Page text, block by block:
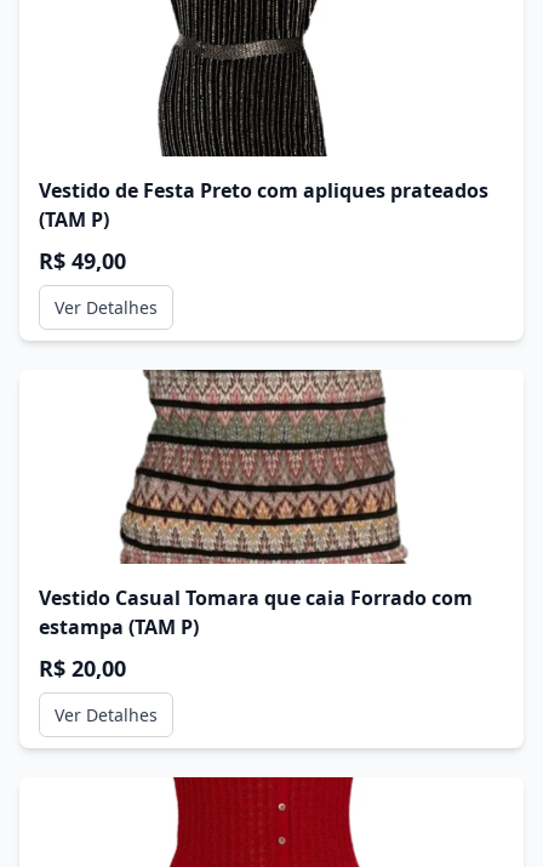
Vestido de Festa Preto com apliques prateados
(TAM P)
R$ 49,00
Ver Detalhes
Vestido Casual Tomara que caia Forrado com
estampa (TAM P)
R$ 20,00
Ver Detalhes